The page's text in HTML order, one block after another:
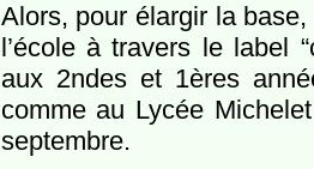
Alors, pour élargir la
l’école à travers le label
aux 2ndes et 1ères
comme au Lycée
septembre.